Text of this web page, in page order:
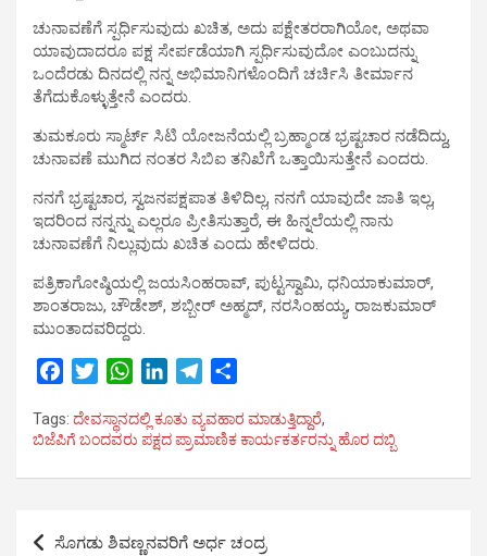
ಚುನಾವಣೆಗೆ ಸ್ಪರ್ಧಿಸುವುದು ಖಚಿತ, ಅದು ಪಕ್ಷೇತರರಾಗಿಯೋ, ಅಥವಾ
ಯಾವುದಾದರೂ ಪಕ್ಷ ಸೇರ್ಪಡೆಯಾಗಿ ಸ್ಪರ್ಧಿಸುವುದೋ ಎಂಬುದನ್ನು
ಒಂದೆರಡು ದಿನದಲ್ಲಿ ನನ್ನ ಅಭಿಮಾನಿಗಳೊಂದಿಗೆ ಚರ್ಚಿಸಿ ತೀರ್ಮಾನ
ತೆಗೆದುಕೊಳ್ಳುತ್ತೇನೆ ಎಂದರು.
ತುಮಕೂರು ಸ್ಮಾರ್ಟ್ ಸಿಟಿ ಯೋಜನೆಯಲ್ಲಿ ಬ್ರಹ್ಮಾಂಡ ಭ್ರಷ್ಟಚಾರ ನಡೆದಿದ್ದು,
ಚುನಾವಣೆ ಮುಗಿದ ನಂತರ ಸಿಬಿಐ ತನಿಖೆಗೆ ಒತ್ತಾಯಿಸುತ್ತೇನೆ ಎಂದರು.
ನನಗೆ ಭ್ರಷ್ಟಚಾರ, ಸ್ವಜನಪಕ್ಷಪಾತ ತಿಳಿದಿಲ್ಲ, ನನಗೆ ಯಾವುದೇ ಜಾತಿ ಇಲ್ಲ,
ಇದರಿಂದ ನನ್ನನ್ನು ಎಲ್ಲರೂ ಪ್ರೀತಿಸುತ್ತಾರೆ, ಈ ಹಿನ್ನಲೆಯಲ್ಲಿ ನಾನು
ಚುನಾವಣೆಗೆ ನಿಲ್ಲುವುದು ಖಚಿತ ಎಂದು ಹೇಳಿದರು.
ಪತ್ರಿಕಾಗೋಷ್ಠಿಯಲ್ಲಿ ಜಯಸಿಂಹರಾವ್, ಪುಟ್ಟಸ್ವಾಮಿ, ಧನಿಯಾಕುಮಾರ್,
ಶಾಂತರಾಜು, ಚೌಡೇಶ್, ಶಬ್ಬೀರ್ ಅಹ್ಮದ್, ನರಸಿಂಹಯ್ಯ, ರಾಜಕುಮಾರ್
ಮುಂತಾದವರಿದ್ದರು.
c
e
b
i
t
t
W
a
t
s
n
k
e
l
e
g
a
r
e
Tags: ದೇವಸ್ಥಾನದಲ್ಲಿ ಕೂತು ವ್ಯವಹಾರ ಮಾಡುತ್ತಿದ್ದಾರೆ,
ಬಿಜೆಪಿಗೆ ಬಂದವರು ಪಕ್ಷದ ಪ್ರಾಮಾಣಿಕ ಕಾರ್ಯಕರ್ತರನ್ನು ಹೊರ ದಬ್ಬಿ
Post
ಸೊಗಡು ಶಿವಣ್ಣನವರಿಗೆ ಅರ್ಧ ಚಂದ್ರ